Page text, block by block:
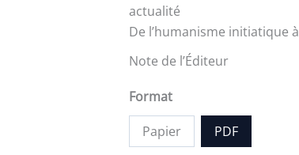
actualité
De l’humanisme initiatique
Note de l’Éditeur
Format
Papier PDF